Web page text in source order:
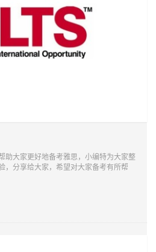
大家更好地备考雅思，小编特为大家整
，分享给大家，希望对大家备考有所帮